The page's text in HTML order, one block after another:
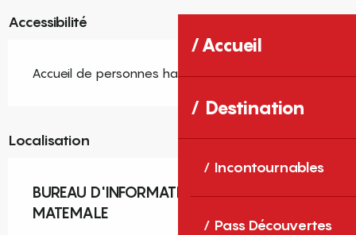
Accueil
Destination
Incontournables
Pass Découvertes
Accessibilité
Accueil de personnes handicapées
Localisation
BUREAU D'INFORMATION TOURISTIQUE DE
MATEMALE